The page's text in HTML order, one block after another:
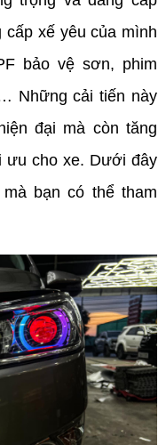
cấp xế yêu của mình
bảo vệ sơn, phim
Những cải tiến này
đại mà còn tăng
ưu cho xe. Dưới đây
bạn có thể tham